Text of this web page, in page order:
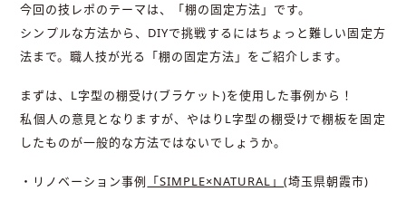
今回の技レポのテーマは、「棚の固定方法」です。
シンプルな方法から、DIYで挑戦するにはちょっと難しい固定方
法まで。職人技が光る「棚の固定方法」をご紹介します。
まずは、L字型の棚受け(ブラケット)を使用した事例から！
私個人の意見となりますが、やはりL字型の棚受けで棚板を固定
したものが一般的な方法ではないでしょうか。
・リノベーション事例 「SIMPLE×NATURAL」(埼玉県朝霞市)